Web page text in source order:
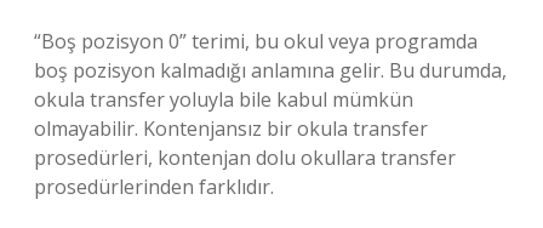
“Boş pozisyon 0” terimi, bu okul veya programda
boş pozisyon kalmadığı anlamına gelir. Bu durumda,
okula transfer yoluyla bile kabul mümkün
olmayabilir. Kontenjansız bir okula transfer
prosedürleri, kontenjan dolu okullara transfer
prosedürlerinden farklıdır.